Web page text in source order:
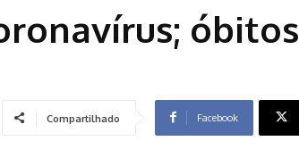
óbitos
Compartilhado Facebook